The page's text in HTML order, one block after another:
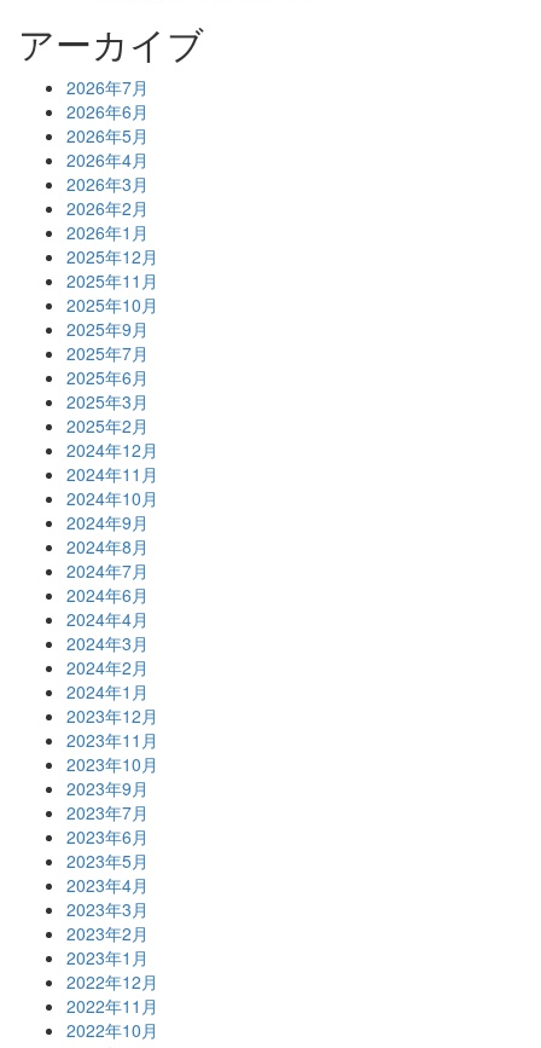
アーカイブ
2026年7月
2026年6月
2026年5月
2026年4月
2026年3月
2026年2月
2026年1月
2025年12月
2025年11月
2025年10月
2025年9月
2025年7月
2025年6月
2025年3月
2025年2月
2024年12月
2024年11月
2024年10月
2024年9月
2024年8月
2024年7月
2024年6月
2024年4月
2024年3月
2024年2月
2024年1月
2023年12月
2023年11月
2023年10月
2023年9月
2023年7月
2023年6月
2023年5月
2023年4月
2023年3月
2023年2月
2023年1月
2022年12月
2022年11月
2022年10月